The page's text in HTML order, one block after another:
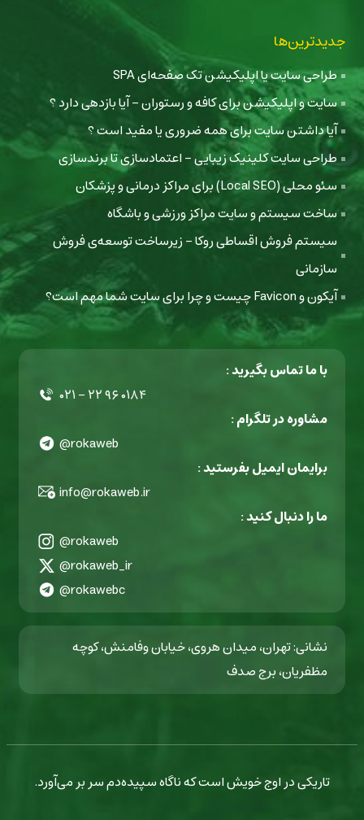
جدیدترین‌ها
طراحی سایت یا اپلیکیشن تک صفحه‌ای SPA
سایت و اپلیکیشن برای کافه و رستوران - آیا بازدهی دارد ؟
آیا داشتن سایت برای همه ضروری یا مفید است ؟
طراحی سایت کلینیک زیبایی - اعتمادسازی تا برندسازی
سئو محلی (Local SEO) برای مراکز درمانی و پزشکان
ساخت سیستم و سایت مراکز ورزشی و باشگاه
سیستم فروش اقساطی روکا - زیرساخت توسعه‌ی فروش
سازمانی
آیکون و Favicon چیست و چرا برای سایت شما مهم است؟
با ما تماس بگیرید :
۰۲۱ - ۲۲ ۹۶ ۰۱۸۴
مشاوره در تلگرام :
@rokaweb
برایمان ایمیل بفرستید :
info@rokaweb.ir
ما را دنبال کنید :
@rokaweb
@rokaweb_ir
@rokawebc
نشانی: تهران، میدان هروی، خیابان وفامنش، کوچه
مظفریان، برج صدف
تاریکی در اوج خویش است که ناگاه سپیده‌دم سر بر می‌آورد.